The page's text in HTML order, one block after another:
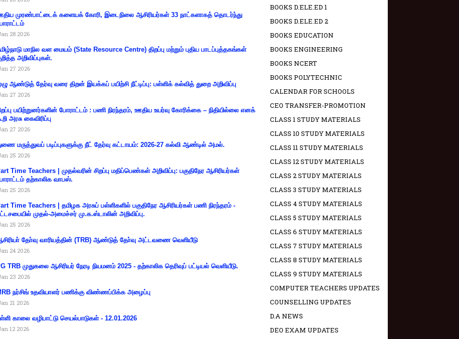
முரண்பாட்டைக் களையக் கோரி, இடைநிலை ஆசிரியர்கள் 33 நாட்களாகத் தொடர்ந்து
28 2026
மாநில வள மையம் (State Resource Centre) திறப்பு மற்றும் புதிய பாடப்புத்தகங்கள்
அறிவிப்புகள்.
27 2026
ஆண்டுத் தேர்வு வரை திறன் இயக்கப் பயிற்சி நீட்டிப்பு: பள்ளிக் கல்வித் துறை அறிவிப்பு
27 2026
பயிற்றுனர்களின் போராட்டம் : பணி நிரந்தரம், ஊதிய உயர்வு கோரிக்கை – நிதியில்லை எனக்
அரசு கைவிரிப்பு
27 2026
மருத்துவப் படிப்புகளுக்கு நீட் தேர்வு கட்டாயம்: 2026-27 கல்வி ஆண்டில் அமல்.
25 2026
Time Teachers | முதல்வரின் சிறப்பு மதிப்பெண்கள் அறிவிப்பு: பகுதிநேர ஆசிரியர்கள்
தற்காலிக வாபஸ்.
25 2026
Time Teachers | தமிழக அரசுப் பள்ளிகளில் பகுதிநேர ஆசிரியர்கள் பணி நிரந்தரம் -
முதல்-அமைச்சர் மு.க.ஸ்டாலின் அறிவிப்பு.
25 2026
தோ்வு வாரியத்தின் (TRB) ஆண்டுத் தோ்வு அட்டவணை வெளியீடு
24 2026
TRB முதுகலை ஆசிரியர் நேரடி நியமனம் 2025 - தற்காலிக தெரிவுப் பட்டியல் வெளியீடு.
23 2026
நர்சிங் உதவியாளர் பணிக்கு விண்ணப்பிக்க அழைப்பு
21 2026
காலை வழிபாட்டு செயல்பாடுகள் - 12.01.2026
12 2026
BOOKS D.ELE.ED 1
BOOKS D.ELE.ED 2
BOOKS EDUCATION
BOOKS ENGINEERING
BOOKS NCERT
BOOKS POLYTECHNIC
CALENDAR FOR SCHOOLS
CEO TRANSFER-PROMOTION
CLASS 1 STUDY MATERIALS
CLASS 10 STUDY MATERIALS
CLASS 11 STUDY MATERIALS
CLASS 12 STUDY MATERIALS
CLASS 2 STUDY MATERIALS
CLASS 3 STUDY MATERIALS
CLASS 4 STUDY MATERIALS
CLASS 5 STUDY MATERIALS
CLASS 6 STUDY MATERIALS
CLASS 7 STUDY MATERIALS
CLASS 8 STUDY MATERIALS
CLASS 9 STUDY MATERIALS
COMPUTER TEACHERS UPDATES
COUNSELLING UPDATES
D.A NEWS
DEO EXAM UPDATES